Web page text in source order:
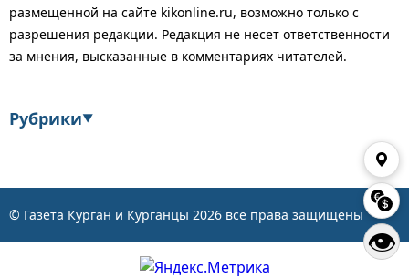
👁
размещенной на сайте kikonline.ru, возможно только с
разрешения редакции. Редакция не несет ответственности
за мнения, высказанные в комментариях читателей.
Рубрики▼
События
© Газета Курган и Курганцы 2026 все права защищены